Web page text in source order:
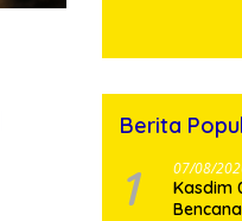
Depan!
Berita
1 07/08/
Kasdim